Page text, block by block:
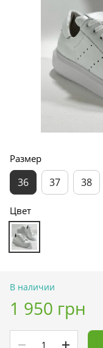
Размер
36 37 38
Цвет
В наличии
1 950 грн